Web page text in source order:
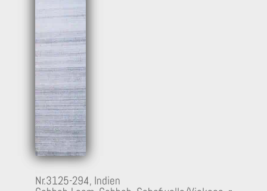
Nr.3125-294, Indien